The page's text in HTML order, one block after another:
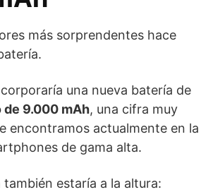
más sorprendentes hace
una nueva batería de
9.000 mAh, una cifra muy
encontramos actualmente en la
de gama alta.
también estaría a la altura: